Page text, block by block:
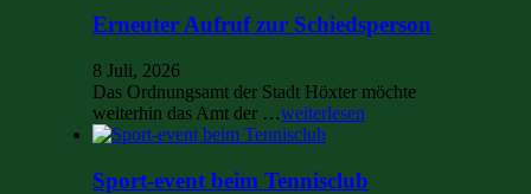
Erneuter Aufruf zur Schiedsperson
8 Juli, 2026
Das Ordnungsamt der Stadt Höxter möchte
weiterhin das Amt der …weiterlesen
Sport-event beim Tennisclub